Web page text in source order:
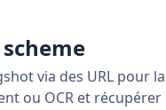
scheme
via des URL pour
ou OCR et récupérer